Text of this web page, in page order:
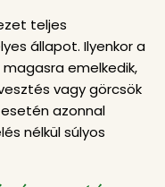
teljes
állapot. Ilyenkor a
emelkedik,
vagy görcsök
azonnal
nélkül súlyos